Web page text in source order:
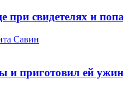
при свидетелях и
Савин
и приготовил ей ужин